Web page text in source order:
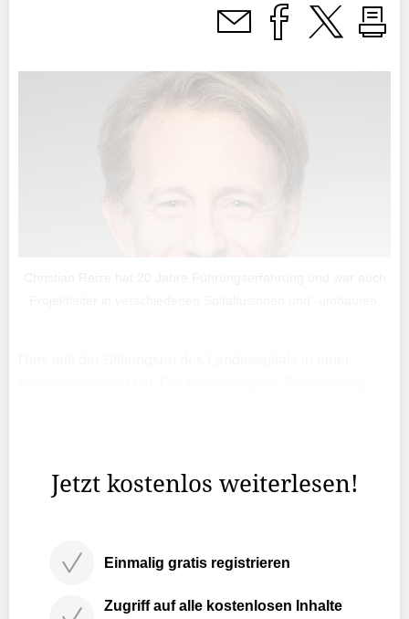
Jetzt kostenlos weiterlesen!
Einmalig gratis registrieren
Zugriff auf alle kostenlosen Inhalte